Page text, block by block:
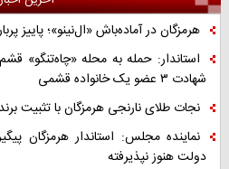
هرمزگان در آماده‌باش «ال‌نینو»؛ پاییز
استاندار: حمله به محله «چاه‌تنگو»
شهادت ۳ عضو یک خانواده قشمی
نجات طلای نارنجی هرمزگان با تثبیت
دولت هنوز نپذیرفته